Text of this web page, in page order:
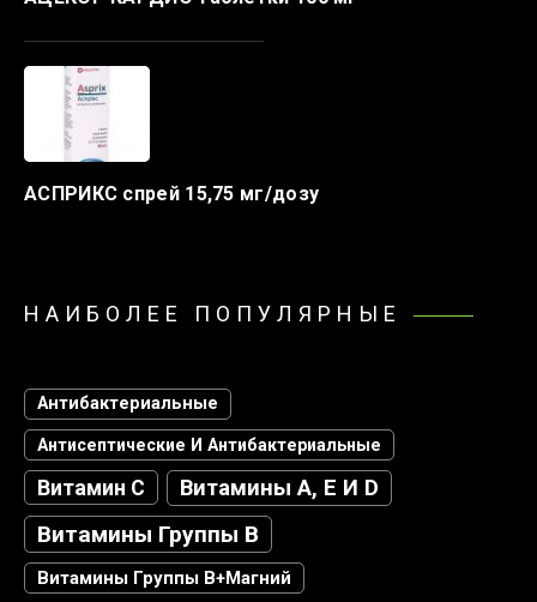
АСПРИКС спрей 15,75 мг/дозу
НАИБОЛЕЕ ПОПУЛЯРНЫЕ
Антибактериальные
Антисептические И Антибактериальные
Витамин С Витамины А, Е И D
Витамины Группы В
Витамины Группы В+магний